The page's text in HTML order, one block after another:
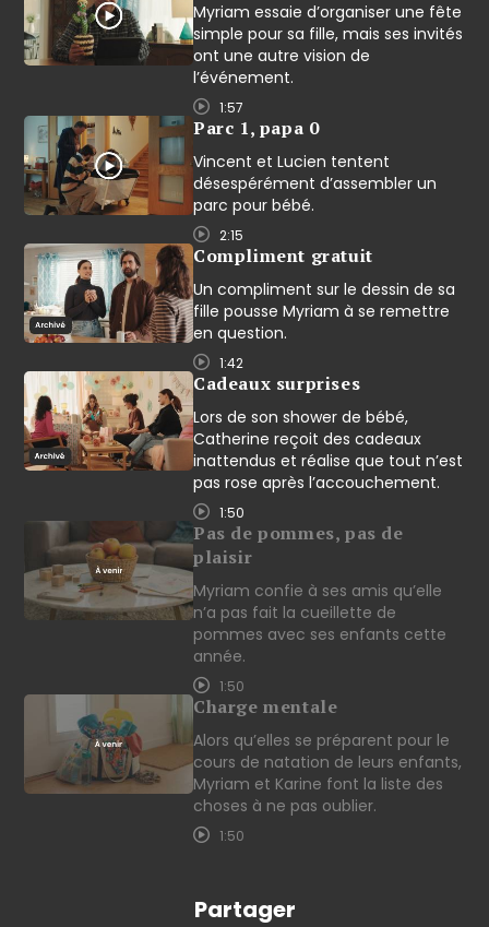
Myriam essaie d’organiser une fête
simple pour sa fille, mais ses invités
ont une autre vision de
l’événement.
1:57
Parc 1, papa 0
Vincent et Lucien tentent
désespérément d’assembler un
parc pour bébé.
2:15
Compliment gratuit
Un compliment sur le dessin de sa
fille pousse Myriam à se remettre
en question.
1:42
Cadeaux surprises
Lors de son shower de bébé,
Catherine reçoit des cadeaux
inattendus et réalise que tout n’est
pas rose après l’accouchement.
1:50
Pas de pommes, pas de
plaisir
Myriam confie à ses amis qu’elle
n’a pas fait la cueillette de
pommes avec ses enfants cette
année.
1:50
Charge mentale
Alors qu’elles se préparent pour le
cours de natation de leurs enfants,
Myriam et Karine font la liste des
choses à ne pas oublier.
1:50
Partager